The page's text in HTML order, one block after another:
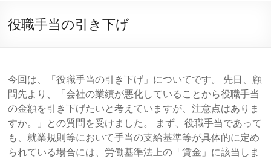
役職手当の引き下げ
今回は、「役職手当の引き下げ」についてです。 先日、顧
問先より、「会社の業績が悪化していることから役職手当
の金額を引き下げたいと考えていますが、注意点はありま
すか。」との質問を受けました。 まず、役職手当であって
も、就業規則等において手当の支給基準等が具体的に定め
られている場合には、労働基準法上の「賃金」に該当しま